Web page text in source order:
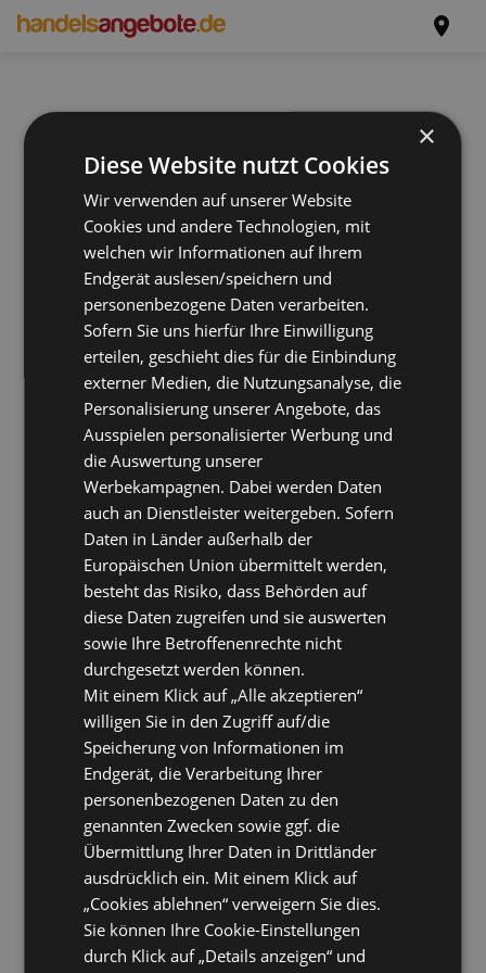
×
Diese Website nutzt Cookies
Wir verwenden auf unserer Website
Cookies und andere Technologien, mit
welchen wir Informationen auf Ihrem
Endgerät auslesen/speichern und
personenbezogene Daten verarbeiten.
Sofern Sie uns hierfür Ihre Einwilligung
erteilen, geschieht dies für die Einbindung
externer Medien, die Nutzungsanalyse, die
Personalisierung unserer Angebote, das
Ausspielen personalisierter Werbung und
die Auswertung unserer
Werbekampagnen. Dabei werden Daten
auch an Dienstleister weitergeben. Sofern
Daten in Länder außerhalb der
Europäischen Union übermittelt werden,
besteht das Risiko, dass Behörden auf
diese Daten zugreifen und sie auswerten
sowie Ihre Betroffenenrechte nicht
durchgesetzt werden können.
Mit einem Klick auf „Alle akzeptieren“
willigen Sie in den Zugriff auf/die
Speicherung von Informationen im
Endgerät, die Verarbeitung Ihrer
personenbezogenen Daten zu den
genannten Zwecken sowie ggf. die
Übermittlung Ihrer Daten in Drittländer
ausdrücklich ein. Mit einem Klick auf
„Cookies ablehnen“ verweigern Sie dies.
Sie können Ihre Cookie-Einstellungen
durch Klick auf „Details anzeigen“ und